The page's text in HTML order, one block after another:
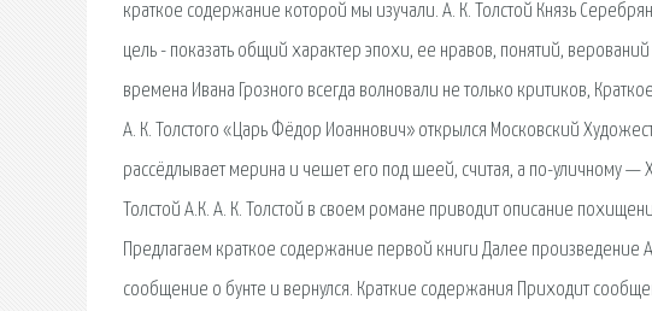
краткое содержание которой мы изучали. А. К. Толстой Князь
цель - показать общий характер эпохи, ее нравов, понятий,
времена Ивана Грозного всегда волновали не только критиков,
А. К. Толстого «Царь Фёдор Иоаннович» открылся Московский
рассёдлывает мерина и чешет его под шеей, считая, а по-уличному
Толстой А.К. А. К. Толстой в своем романе приводит описание
Предлагаем краткое содержание первой книги Далее
сообщение о бунте и вернулся. Краткие содержания Приходит